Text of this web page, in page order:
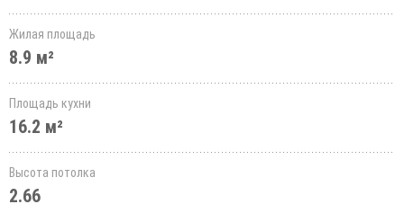
Жилая площадь
8.9 м²
Площадь кухни
16.2 м²
Высота потолка
2.66